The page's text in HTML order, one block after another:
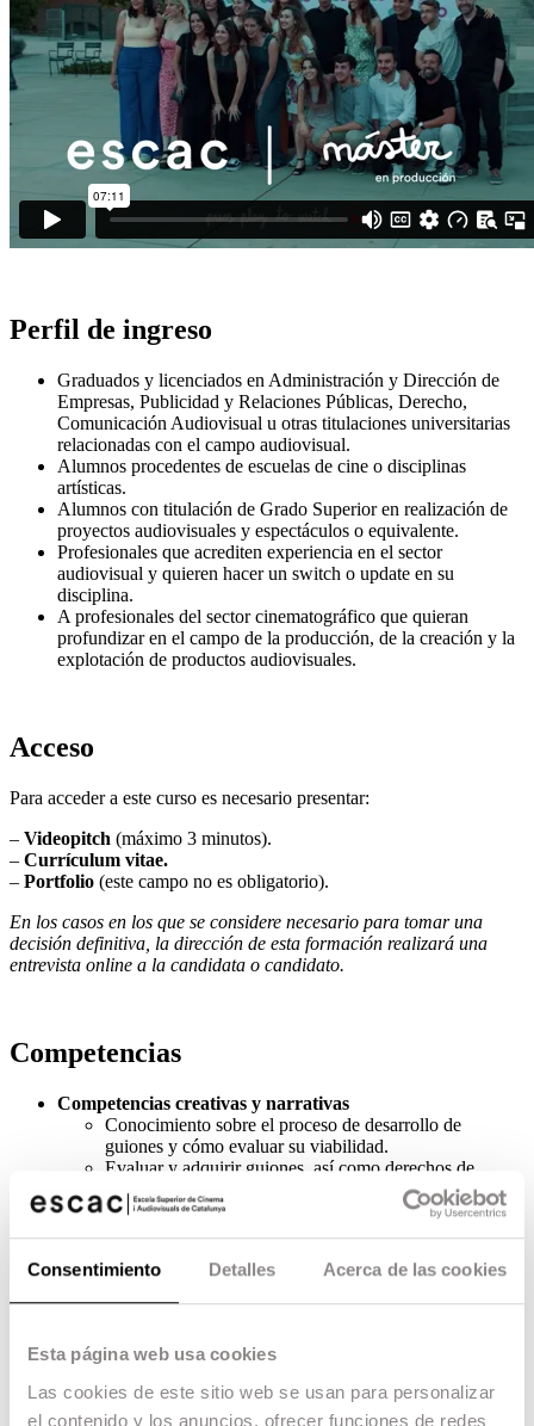
Consentimiento Detalles Acerca de las cookies
Esta página web usa cookies
Las cookies de este sitio web se usan para personalizar
el contenido y los anuncios, ofrecer funciones de redes
Perfil de ingreso
Graduados y licenciados en Administración y Dirección de
Empresas, Publicidad y Relaciones Públicas, Derecho,
Comunicación Audiovisual u otras titulaciones universitarias
relacionadas con el campo audiovisual.
Alumnos procedentes de escuelas de cine o disciplinas
artísticas.
Alumnos con titulación de Grado Superior en realización de
proyectos audiovisuales y espectáculos o equivalente.
Profesionales que acrediten experiencia en el sector
audiovisual y quieren hacer un switch o update en su
disciplina.
A profesionales del sector cinematográfico que quieran
profundizar en el campo de la producción, de la creación y la
explotación de productos audiovisuales.
Acceso
Para acceder a este curso es necesario presentar:
– Videopitch (máximo 3 minutos).
– Currículum vitae.
– Portfolio (este campo no es obligatorio).
En los casos en los que se considere necesario para tomar una
decisión definitiva, la dirección de esta formación realizará una
entrevista online a la candidata o candidato.
Competencias
Competencias creativas y narrativas
Conocimiento sobre el proceso de desarrollo de
guiones y cómo evaluar su viabilidad.
Evaluar y adquirir guiones, así como derechos de
música, libros y otros materiales necesarios para el
film.
postproducción.
Desarrollar una estrategia que defina los objetivos, el
público objetivo y los canales de distribución.